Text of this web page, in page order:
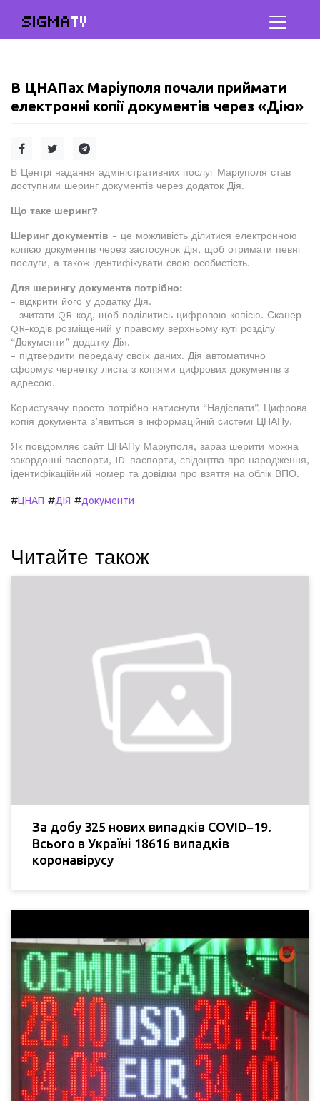
SIGMATV
В ЦНАПах Маріуполя почали приймати
електронні копії документів через «Дію»
В Центрі надання адміністративних послуг Маріуполя став
доступним шеринг документів через додаток Дія.
Що таке шеринг?
Шеринг документів - це можливість ділитися електронною
копією документів через застосунок Дія, щоб отримати певні
послуги, а також ідентифікувати свою особистість.
Для шерингу документа потрібно:
- відкрити його у додатку Дія.
- зчитати QR-код, щоб поділитись цифровою копією. Сканер
QR-кодів розміщений у правому верхньому куті розділу
“Документи” додатку Дія.
- підтвердити передачу своїх даних. Дія автоматично
сформує чернетку листа з копіями цифрових документів з
адресою.
Користувачу просто потрібно натиснути “Надіслати”. Цифрова
копія документа з’явиться в інформаційній системі ЦНАПу.
Як повідомляє сайт ЦНАПу Маріуполя, зараз шерити можна
закордонні паспорти, ID-паспорти, свідоцтва про народження,
ідентифікаційний номер та довідки про взяття на облік ВПО.
#ЦНАП #ДІЯ #документи
Читайте також
За добу 325 нових випадків COVID−19.
Всього в Україні 18616 випадків
коронавірусу